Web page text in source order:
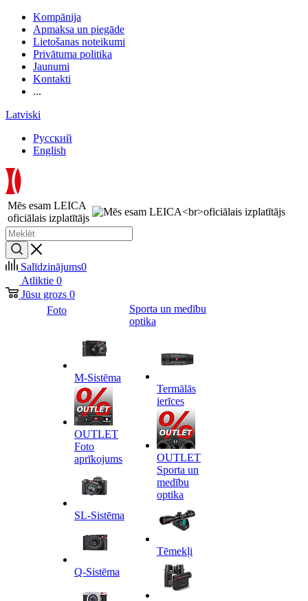
Kompānija
Apmaksa un piegāde
Lietošanas noteikumi
Privātuma politika
Jaunumi
Kontakti
...
Latviski
Русский
English
Mēs esam LEICA
oficiālais izplatītājs
Salīdzinājums0
Atliktie 0
Jūsu grozs 0
Foto
M-Sistēma
OUTLET
Foto
aprīkojums
SL-Sistēma
Q-Sistēma
Sporta un medību
optika
Termālās
ierīces
OUTLET
Sporta un
medību
optika
Tēmekļi